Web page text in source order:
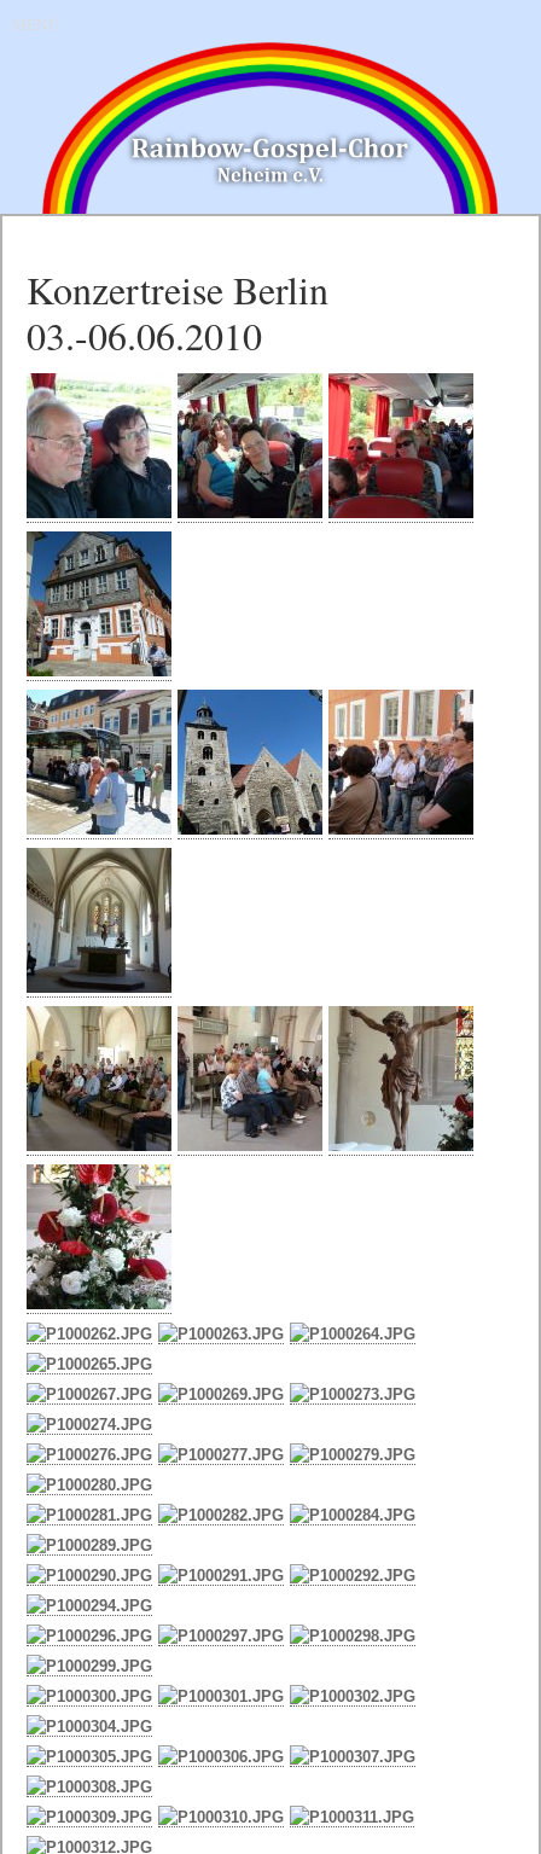
MENÜ
Konzertreise Berlin
03.-06.06.2010